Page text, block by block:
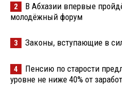
2
В Абхазии впервые
молодёжный форум
3 Законы, вступающие в
4
Пенсию по старости
уровне не ниже 40% от